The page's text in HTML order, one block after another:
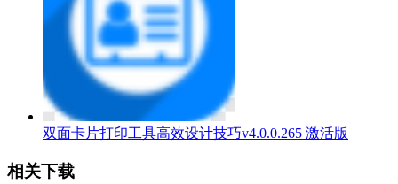
双面卡片打印工具高效设计技巧v4.0.0.265 激活版
相关下载